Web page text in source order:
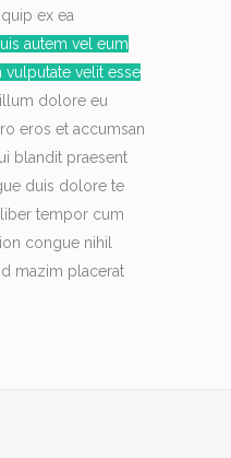
ex ea
autem vel eum
velit esse
illum dolore eu
eros et accumsan
blandit praesent
duis dolore te
tempor cum
congue nihil
mazim placerat